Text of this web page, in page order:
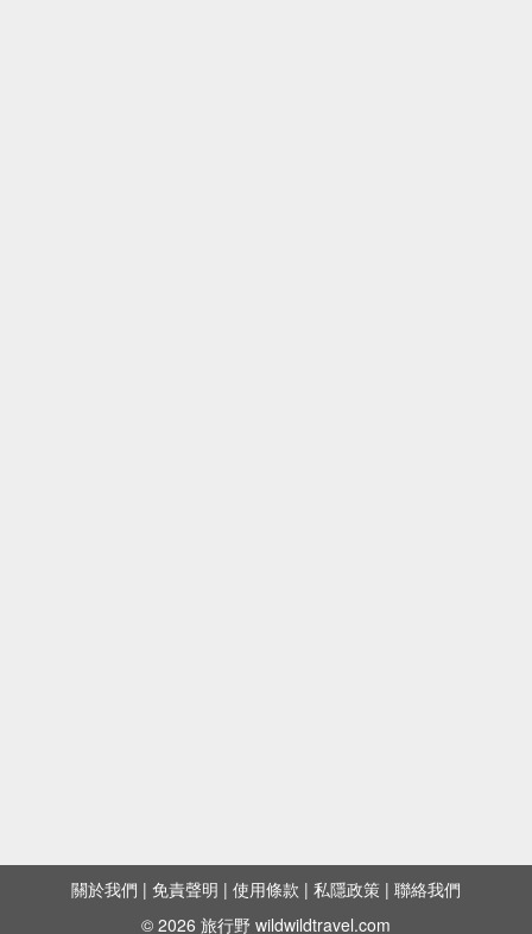
關於我們 | 免責聲明 | 使用條款 | 私隱政策 | 聯絡我們
© 2026 旅行野 wildwildtravel.com